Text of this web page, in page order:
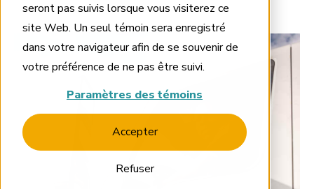
seront pas suivis lorsque vous visiterez ce
site Web. Un seul témoin sera enregistré
dans votre navigateur afin de se souvenir de
votre préférence de ne pas être suivi.
Paramètres des témoins
Accepter
Refuser